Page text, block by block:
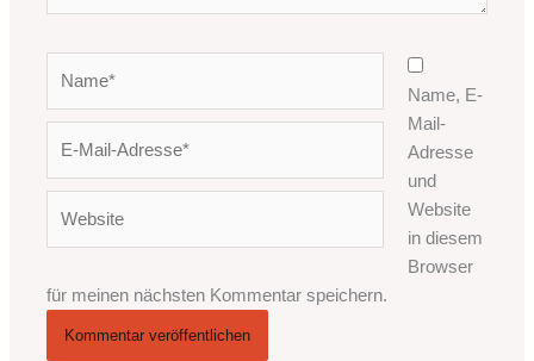
Adresse*
Name, E-
Mail-
Adresse
und
Website
in diesem
Browser
für meinen nächsten Kommentar speichern.